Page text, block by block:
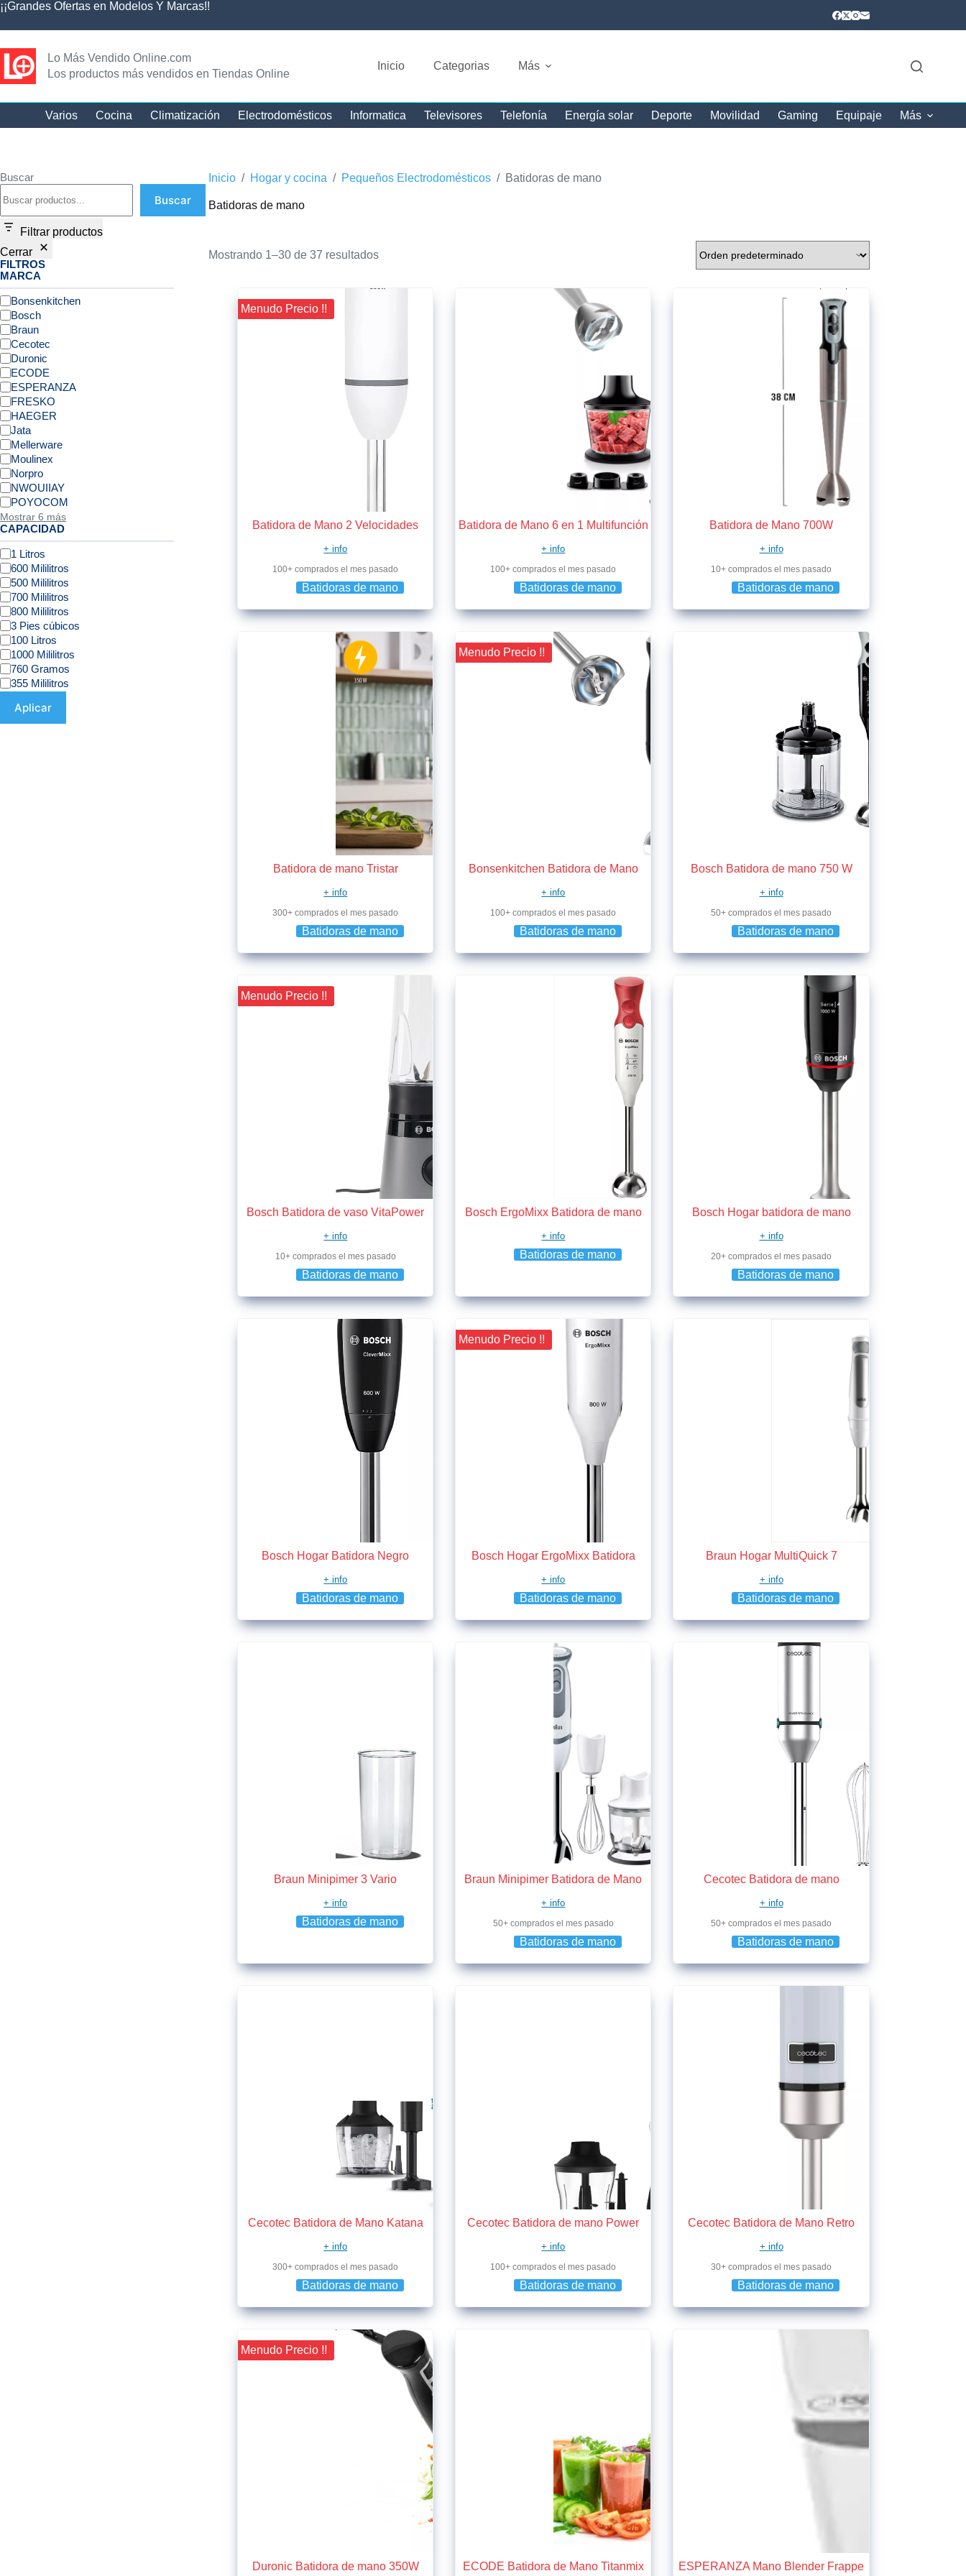
¡¡Grandes Ofertas en Modelos Y Marcas!!
Lo Más Vendido Online.com
Los productos más vendidos en Tiendas Online
Inicio Categorias Más
Varios Cocina Climatización Electrodomésticos Informatica Televisores Telefonía Energía solar Deporte Movilidad Gaming Equipaje Más
Inicio / Hogar y cocina / Pequeños Electrodomésticos / Batidoras de mano
Batidoras de mano
Mostrando 1–30 de 37 resultados
¡¡ Menudo Precio !!
Batidora de Mano 2 Velocidades
+ info
100+ comprados el mes pasado
Batidoras de mano
Batidora de Mano 6 en 1 Multifunción
+ info
100+ comprados el mes pasado
Batidoras de mano
Batidora de Mano 700W
+ info
10+ comprados el mes pasado
Batidoras de mano
Batidora de mano Tristar
+ info
300+ comprados el mes pasado
Batidoras de mano
¡¡ Menudo Precio !!
Bonsenkitchen Batidora de Mano
+ info
100+ comprados el mes pasado
Batidoras de mano
Bosch Batidora de mano 750 W
+ info
50+ comprados el mes pasado
Batidoras de mano
¡¡ Menudo Precio !!
Bosch Batidora de vaso VitaPower
+ info
10+ comprados el mes pasado
Batidoras de mano
Bosch ErgoMixx Batidora de mano
+ info
Batidoras de mano
Bosch Hogar batidora de mano
+ info
20+ comprados el mes pasado
Batidoras de mano
Bosch Hogar Batidora Negro
+ info
Batidoras de mano
¡¡ Menudo Precio !!
Bosch Hogar ErgoMixx Batidora
+ info
Batidoras de mano
Braun Hogar MultiQuick 7
+ info
Batidoras de mano
Braun Minipimer 3 Vario
+ info
Batidoras de mano
Braun Minipimer Batidora de Mano
+ info
50+ comprados el mes pasado
Batidoras de mano
Cecotec Batidora de mano
+ info
50+ comprados el mes pasado
Batidoras de mano
Cecotec Batidora de Mano Katana
+ info
300+ comprados el mes pasado
Batidoras de mano
Cecotec Batidora de mano Power
+ info
100+ comprados el mes pasado
Batidoras de mano
Cecotec Batidora de Mano Retro
+ info
30+ comprados el mes pasado
Batidoras de mano
¡¡ Menudo Precio !!
Duronic Batidora de mano 350W ECODE Batidora de Mano Titanmix ESPERANZA Mano Blender Frappe
Buscar
Buscar
Filtrar productos
Cerrar
FILTROS
MARCA
Bonsenkitchen
Bosch
Braun
Cecotec
Duronic
ECODE
ESPERANZA
FRESKO
HAEGER
Jata
Mellerware
Moulinex
Norpro
NWOUIIAY
POYOCOM
Mostrar 6 más
CAPACIDAD
1 Litros
600 Mililitros
500 Mililitros
700 Mililitros
800 Mililitros
3 Pies cúbicos
100 Litros
1000 Mililitros
760 Gramos
355 Mililitros
Aplicar